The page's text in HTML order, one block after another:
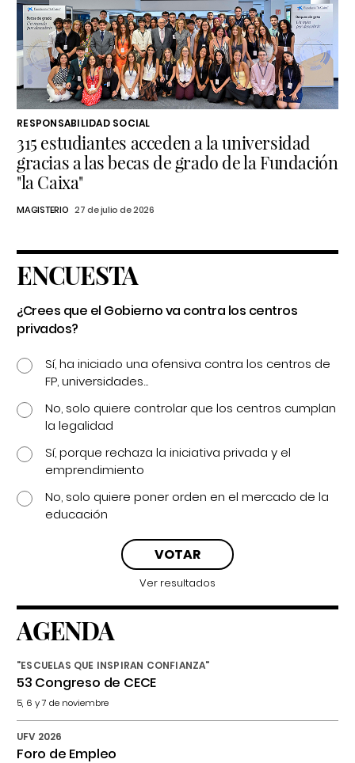
RESPONSABILIDAD SOCIAL
315 estudiantes acceden a la universidad
gracias a las becas de grado de la Fundación
"la Caixa"
MAGISTERIO 27 de julio de 2026
ENCUESTA
¿Crees que el Gobierno va contra los centros
privados?
Sí, ha iniciado una ofensiva contra los centros de
FP, universidades...
No, solo quiere controlar que los centros cumplan
la legalidad
Sí, porque rechaza la iniciativa privada y el
emprendimiento
No, solo quiere poner orden en el mercado de la
educación
Ver resultados
AGENDA
"ESCUELAS QUE INSPIRAN CONFIANZA"
53 Congreso de CECE
5, 6 y 7 de noviembre
UFV 2026
Foro de Empleo